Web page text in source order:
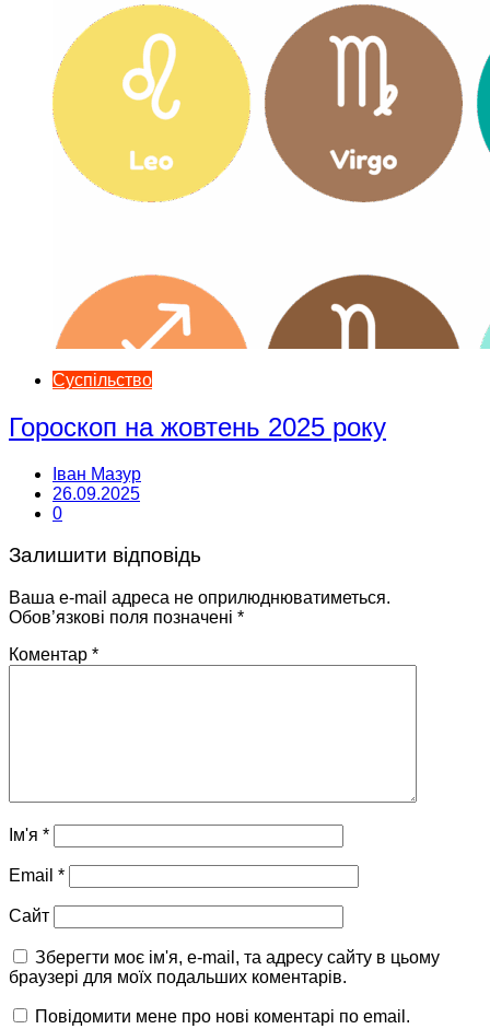
Суспільство
Гороскоп на жовтень 2025 року
Іван Мазур
26.09.2025
0
Залишити відповідь
Ваша e-mail адреса не оприлюднюватиметься.
Обов’язкові поля позначені *
Коментар *
Ім'я *
Email *
Сайт
Зберегти моє ім'я, e-mail, та адресу сайту в цьому
браузері для моїх подальших коментарів.
Повідомити мене про нові коментарі по email.